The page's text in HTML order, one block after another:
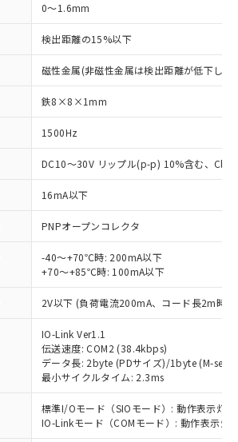
0～1.6mm
検出距離の15%以下
磁性金属(非磁性金属は検出距離が低下しま
鉄8×8×1mm
1500Hz
DC10～30V リップル(p-p) 10%含む、
16mA以下
PNPオープンコレクタ
-40～+70℃時: 200mA以下
+70～+85℃時: 100mA以下
2V以下 (負荷電流200mA、コード長2m時)
IO-Link Ver1.1
伝送速度: COM2 (38.4kbps)
データ長: 2byte (PDサイズ)/1byte (M-
最小サイクルタイム: 2.3ms
標準I/Oモード（SIOモード）: 動作表示灯(
IO-Linkモード（COMモード）: 動作表示